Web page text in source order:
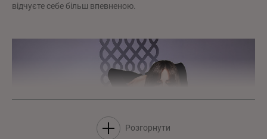
відчуєте себе більш впевненою.
Розгорнути